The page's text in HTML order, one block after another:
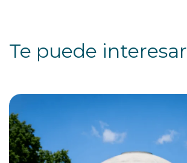
Te puede interesar